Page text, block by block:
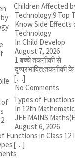
Children Affected
Technology:9 Top
Know Side Effects
Technology
In Child Develop
August 7, 2026
1.बच्चे तकनीकी से
दुष्प्रभावित:तकनीकी के
[…]
No Comments
Types of Functions
In 12th
JEE MAINS
August 6, 2026
Functions in Class 12
[…]